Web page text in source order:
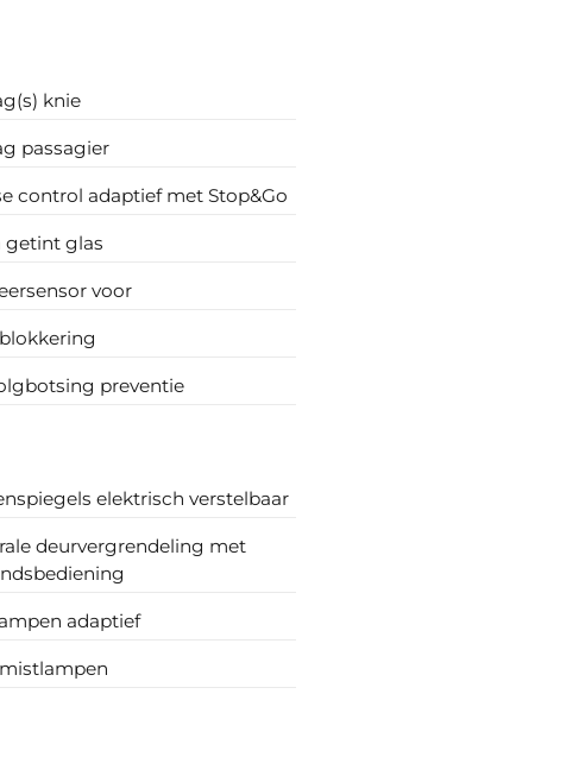
knie
passagier
control adaptief met Stop&Go
getint glas
voor
preventie
elektrisch verstelbaar
deurvergrendeling met
adaptief